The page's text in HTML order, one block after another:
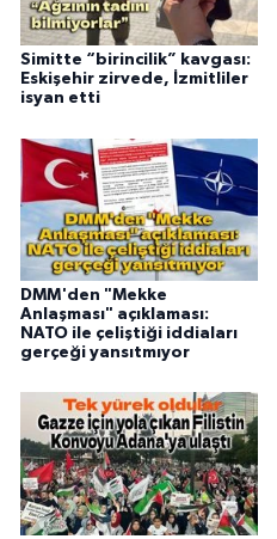
Simitte “birincilik” kavgası:
Eskişehir zirvede, İzmitliler
isyan etti
DMM'den "Mekke
Anlaşması" açıklaması:
NATO ile çeliştiği iddiaları
gerçeği yansıtmıyor